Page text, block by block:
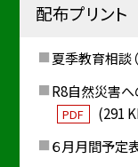
配布プリント
夏季教育相談
R8自然災害へ
PDF
(291
６月月間予定